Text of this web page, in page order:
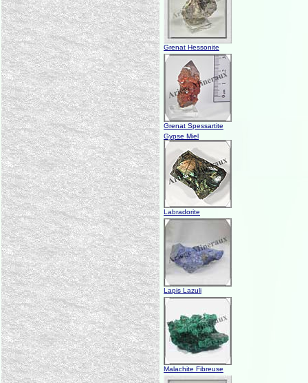
Grenat Hessonite
Grenat Spessartite
Gypse Miel
Labradorite
Lapis Lazuli
Malachite Fibreuse